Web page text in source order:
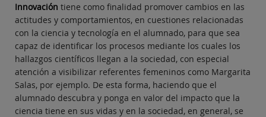
Innovación tiene como finalidad promover cambios en las
actitudes y comportamientos, en cuestiones relacionadas
con la ciencia y tecnología en el alumnado, para que sea
capaz de identificar los procesos mediante los cuales los
hallazgos científicos llegan a la sociedad, con especial
atención a visibilizar referentes femeninos como Margarita
Salas, por ejemplo. De esta forma, haciendo que el
alumnado descubra y ponga en valor del impacto que la
ciencia tiene en sus vidas y en la sociedad, en general, se